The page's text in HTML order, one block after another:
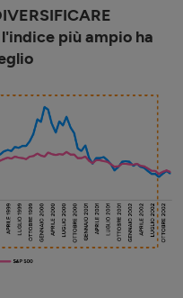
più ampio ha